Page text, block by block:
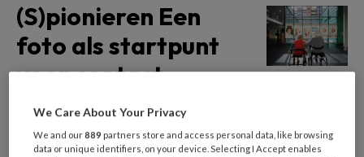
(S)pionieren Een
foto als startpunt
voor contact
Meedoen aan kunst- en cultuurprojecten heeft een
positief effect op de kwaliteit van leven van
We Care About Your Privacy
We and our889 partners store and access personal data, like browsing
data or unique identifiers, on your device. Selecting I Accept enables